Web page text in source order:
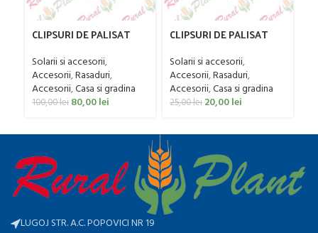
CLIPSURI DE PALISAT
Solarii si accesorii,
Accesorii,Rasaduri,
Accesorii,Casa si gradina
100,00lei 80,00lei
CLIPSURI DE PALISAT
Solarii si accesorii,
Accesorii,Rasaduri,
Accesorii,Casa si gradina
25,00lei 20,00lei
LUGOJ STR. A.C. POPOVICI NR 19